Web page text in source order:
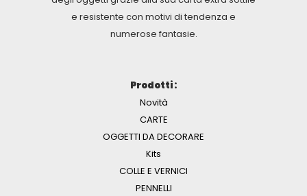
e resistente con motivi di tendenza e
numerose fantasie.
Prodotti :
Novità
CARTE
OGGETTI DA DECORARE
Kits
COLLE E VERNICI
PENNELLI